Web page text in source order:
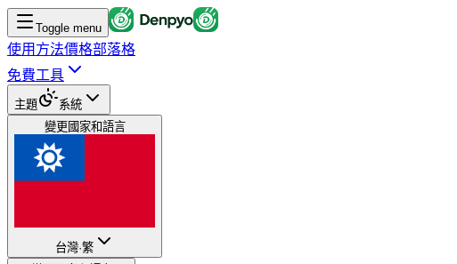
Toggle menu
使用方法價格部落格
免費工具
主題
系統
變更國家和語言
台灣·繁